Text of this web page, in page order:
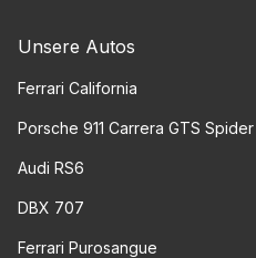
Unsere Autos
Ferrari California
Porsche 911 Carrera GTS Spider
Audi RS6
DBX 707
Ferrari Purosangue